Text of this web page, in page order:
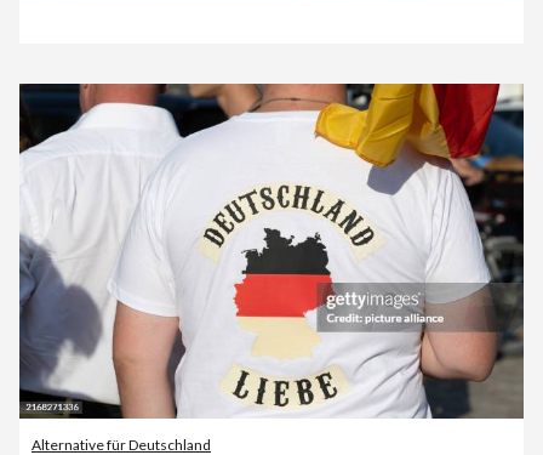
Alternative für Deutschland